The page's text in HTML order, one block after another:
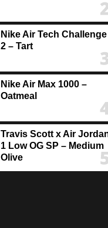
Nike Air Tech Challenge
2 – Tart
Nike Air Max 1000 –
Oatmeal
Travis Scott x Air
1 Low OG SP – Medium
Olive